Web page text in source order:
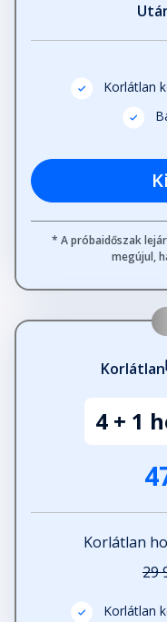
22. fejezet
25. fejezet
Fejezet hossza:
Fejezet hossza:
28. fejezet
Korlátlan
* A próbaidőszak
megújul,
Korlátlan
4 + 1
Korlátlan
29
Korlátlan